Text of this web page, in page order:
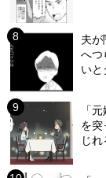
夫
へつ
いと
「
を
じれ